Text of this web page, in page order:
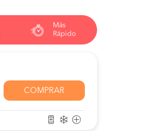
Más
Rápido
COMPRAR